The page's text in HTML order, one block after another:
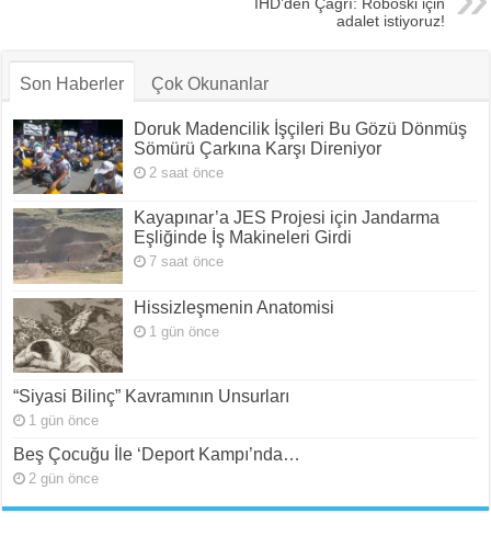
adalet istiyoruz!
Son Haberler Çok Okunanlar
Doruk Madencilik İşçileri Bu Gözü Dönmüş
Sömürü Çarkına Karşı Direniyor
2 saat önce
Kayapınar’a JES Projesi için Jandarma
Eşliğinde İş Makineleri Girdi
7 saat önce
Hissizleşmenin Anatomisi
1 gün önce
“Siyasi Bilinç” Kavramının Unsurları
1 gün önce
Beş Çocuğu İle ‘Deport Kampı’nda…
2 gün önce